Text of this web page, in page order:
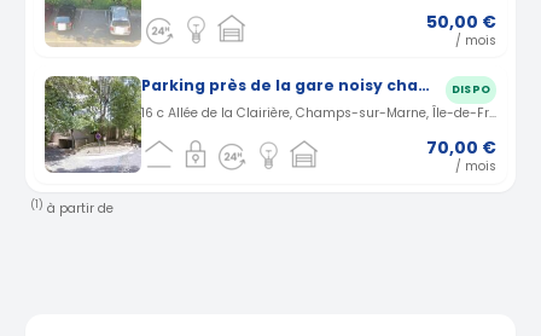
50,00 €
/ mois
Parking près de la gare noisy champs DISPO
16 c Allée de la Clairière, Champs-sur-Marne, Île-de-France, France · 3.31 km
70,00 €
/ mois
(1) à partir de